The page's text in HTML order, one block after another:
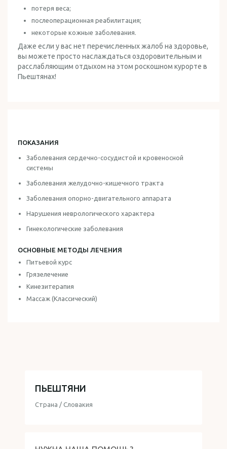
потеря веса;
послеоперационная реабилитация;
некоторые кожные заболевания.
Даже если у вас нет перечисленных жалоб на здоровье,
вы можете просто наслаждаться оздоровительным и
расслабляющим отдыхом на этом роскошном курорте в
Пьештянах!
ПОКАЗАНИЯ
Заболевания сердечно-сосудистой и кровеносной
системы
Заболевания желудочно-кишечного тракта
Заболевания опорно-двигательного аппарата
Нарушения неврологического характера
Гинекологические заболевания
ОСНОВНЫЕ МЕТОДЫ ЛЕЧЕНИЯ
Питьевой курс
Грязелечение
Кинезитерапия
Массаж (Классический)
ПЬЕШТЯНИ
Страна / Словакия